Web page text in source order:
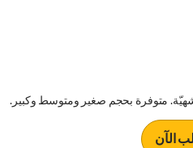
متوفرة بحجم صغير ومتوسط وكبير.
الآن